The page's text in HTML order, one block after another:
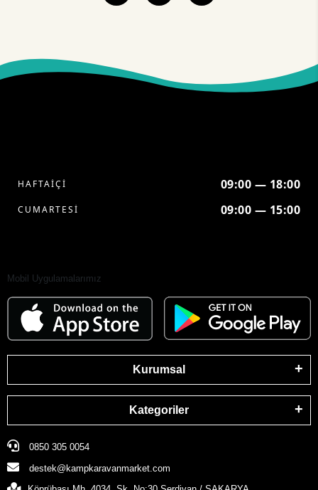
HAFTAİÇİ 09:00 — 18:00
CUMARTESİ 09:00 — 15:00
Mobil Uygulamalarımız
Kurumsal
Kategoriler
0850 305 0054
destek@kampkaravanmarket.com